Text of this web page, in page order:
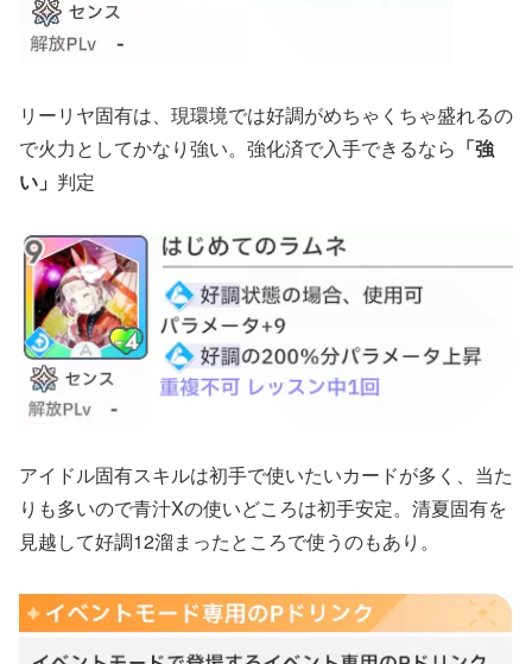
リーリヤ固有は、現環境では好調がめちゃくちゃ盛れるの
で火力としてかなり強い。強化済で入手できるなら 「強
い」 判定
アイドル固有スキルは初手で使いたいカードが多く、当た
りも多いので青汁Xの使いどころは初手安定。清夏固有を
見越して好調12溜まったところで使うのもあり。